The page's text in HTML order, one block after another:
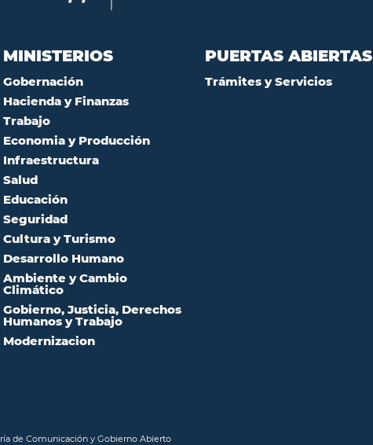
MINISTERIOS
Gobernación
Hacienda y Finanzas
Trabajo
Economia y Producción
Infraestructura
Salud
Educación
Seguridad
Cultura y Turismo
Desarrollo Humano
Ambiente y Cambio
Climático
Gobierno, Justicia, Derechos
Humanos y Trabajo
Modernizacion
PUERTAS ABIERTAS
Trámites y Servicios
de Comunicación y Gobierno Abierto